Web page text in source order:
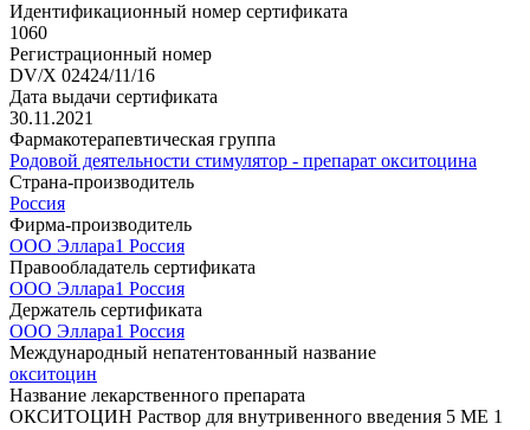
Идентификационный номер сертификата
1060
Регистрационный номер
DV/X 02424/11/16
Дата выдачи сертификата
30.11.2021
Фармакотерапевтическая группа
Родовой деятельности стимулятор - препарат окситоцина
Страна-производитель
Россия
Фирма-производитель
ООО Эллара1 Россия
Правообладатель сертификата
ООО Эллара1 Россия
Держатель сертификата
ООО Эллара1 Россия
Международный непатентованный название
окситоцин
Название лекарственного препарата
ОКСИТОЦИН Раствор для внутривенного введения 5 МЕ 1